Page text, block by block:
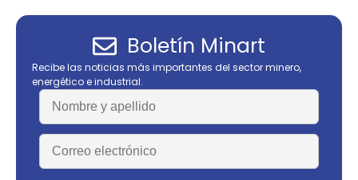
Boletín Minart
Recibe las noticias más importantes del sector minero,
energético e industrial.